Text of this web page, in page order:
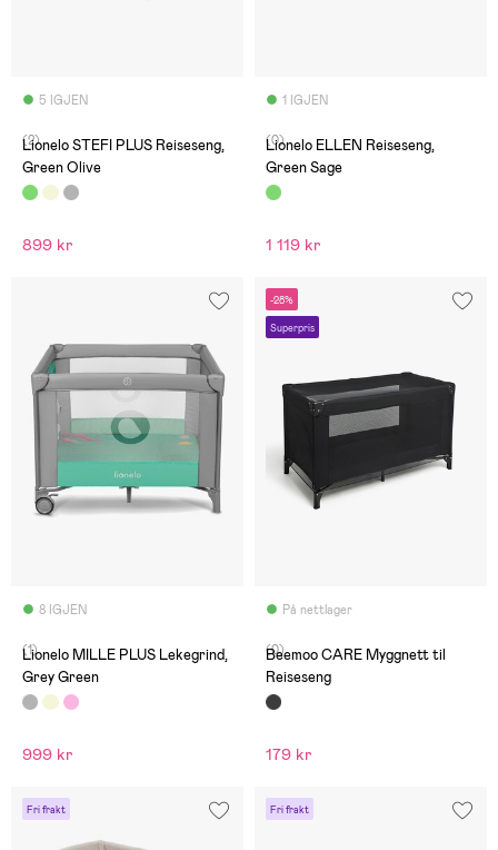
5 IGJEN
(2)
Lionelo STEFI PLUS Reiseseng,
Green Olive
899 kr
1 IGJEN
(0)
Lionelo ELLEN Reiseseng,
Green Sage
1 119 kr
8 IGJEN
(1)
Lionelo MILLE PLUS Lekegrind,
Grey Green
999 kr
-28%
Superpris
På nettlager
(0)
Beemoo CARE Myggnett til
Reiseseng
179 kr
Fri frakt Fri frakt